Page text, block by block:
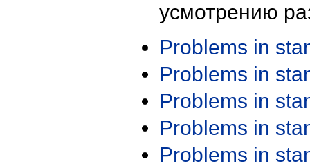
усмотрению
Problems in
Problems in
Problems in
Problems in
Problems in